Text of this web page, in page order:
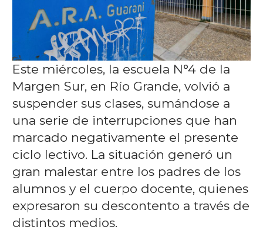
Este miércoles, la escuela N°4 de la
Margen Sur, en Río Grande, volvió a
suspender sus clases, sumándose a
una serie de interrupciones que han
marcado negativamente el presente
ciclo lectivo. La situación generó un
gran malestar entre los padres de los
alumnos y el cuerpo docente, quienes
expresaron su descontento a través de
distintos medios.